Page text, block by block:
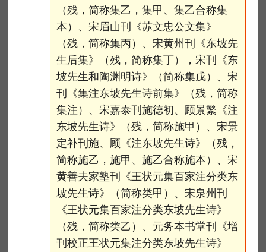
（残，简称集乙，集甲、集乙合称集
本）、宋眉山刊《苏文忠公文集》
（残，简称集丙）、宋黄州刊《东坡先
生后集》（残，简称集丁），宋刊《东
坡先生和陶渊明诗》（简称集戊）、宋
刊《集注东坡先生诗前集》（残，简称
集注）、宋嘉泰刊施德初、顾景繁《注
东坡先生诗》（残，简称施甲）、宋景
定补刊施、顾《注东坡先生诗》（残，
简称施乙，施甲、施乙合称施本）、宋
黄善夫家塾刊《王状元集百家注分类东
坡先生诗》（简称类甲）、宋泉州刊
《王状元集百家注分类东坡先生诗》
（残，简称类乙）、元务本书堂刊《增
刊校正王状元集注分类东坡先生诗》